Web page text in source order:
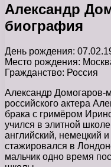
Александр
биография
День рождения:
Место рождения:
Гражданство: Россия
Александр
российского актера
брака с гримёром
учился в элитной
английский, немецкий
стажировался в
мальчик одно время